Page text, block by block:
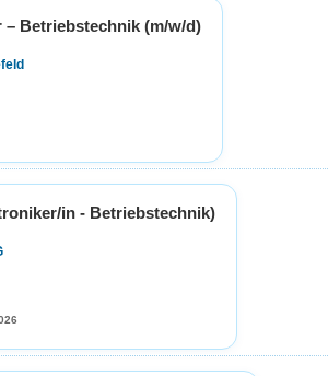
– Betriebstechnik (m/w/d)
in - Betriebstechnik)